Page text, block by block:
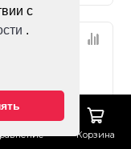
с
.
Корзина